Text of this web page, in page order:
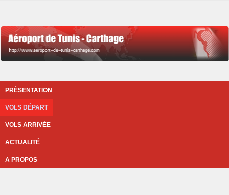
PRÉSENTATION
VOLS DÉPART
VOLS ARRIVÉE
ACTUALITÉ
A PROPOS